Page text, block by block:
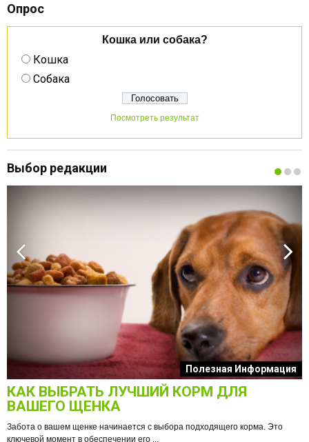
Опрос
Кошка или собака?
Кошка
Собака
Посмотреть результат
Выбор редакции
Полезная Информация
КАК ВЫБРАТЬ ЛУЧШИЙ КОРМ ДЛЯ
ВАШЕГО ЩЕНКА
Забота о вашем щенке начинается с выбора подходящего корма. Это
ключевой момент в обеспечении его ...